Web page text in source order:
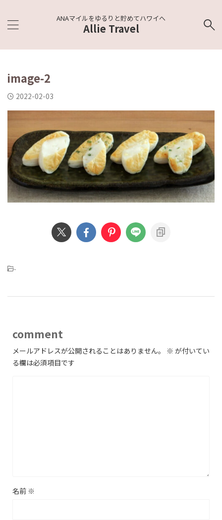
ANAマイルをゆるりと貯めてハワイへ
Allie Travel
image-2
2022-02-03
-
comment
メールアドレスが公開されることはありません。 ※ が付いてい
る欄は必須項目です
名前 ※